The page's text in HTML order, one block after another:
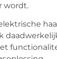
wordt.